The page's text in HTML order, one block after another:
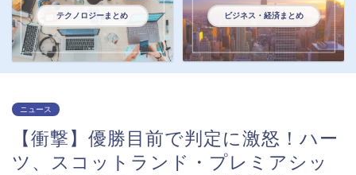
テクノロジーまとめ ビジネス・経済まとめ
ニュース
【衝撃】優勝目前で判定に激怒！ハー
ツ、スコットランド・プレミアシッ